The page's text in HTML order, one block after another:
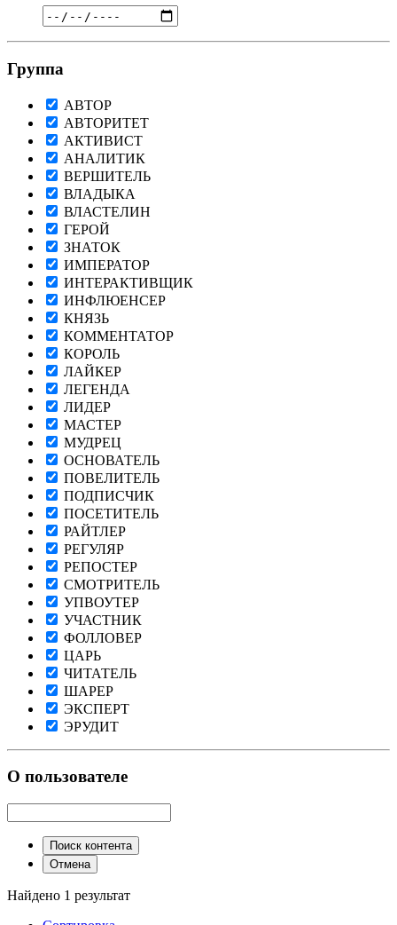
Группа
АВТОР
АВТОРИТЕТ
АКТИВИСТ
АНАЛИТИК
ВЕРШИТЕЛЬ
ВЛАДЫКА
ВЛАСТЕЛИН
ГЕРОЙ
ЗНАТОК
ИМПЕРАТОР
ИНТЕРАКТИВЩИК
ИНФЛЮЕНСЕР
КНЯЗЬ
КОММЕНТАТОР
КОРОЛЬ
ЛАЙКЕР
ЛЕГЕНДА
ЛИДЕР
МАСТЕР
МУДРЕЦ
ОСНОВАТЕЛЬ
ПОВЕЛИТЕЛЬ
ПОДПИСЧИК
ПОСЕТИТЕЛЬ
РАЙТЛЕР
РЕГУЛЯР
РЕПОСТЕР
СМОТРИТЕЛЬ
УПВОУТЕР
УЧАСТНИК
ФОЛЛОВЕР
ЦАРЬ
ЧИТАТЕЛЬ
ШАРЕР
ЭКСПЕРТ
ЭРУДИТ
О пользователе
Поиск контента
Отмена
Найдено 1 результат